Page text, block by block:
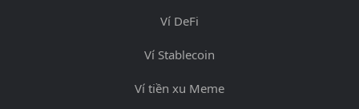
Ví DeFi
Ví Stablecoin
Ví tiền xu Meme